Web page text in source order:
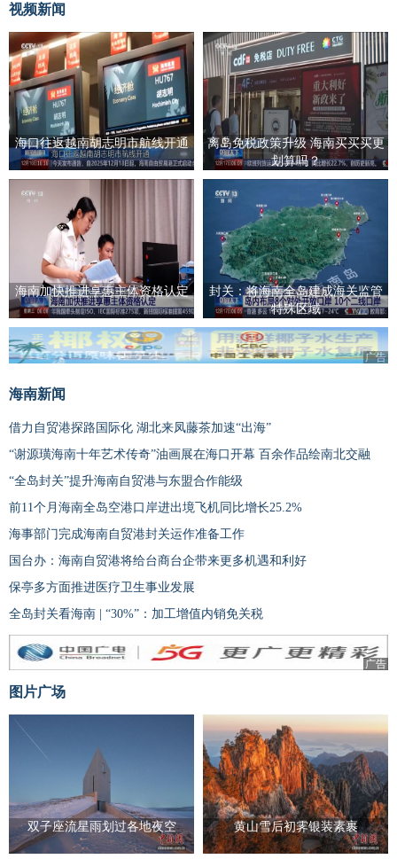
视频新闻
海口往返越南胡志明市航线开通
离岛免税政策升级 海南买买买更
划算吗？
海南加快推进享惠主体资格认定
封关：将海南全岛建成海关监管
特殊区域
广告
海南新闻
借力自贸港探路国际化 湖北来凤藤茶加速“出海”
“谢源璜海南十年艺术传奇”油画展在海口开幕 百余作品绘南北交融
“全岛封关”提升海南自贸港与东盟合作能级
前11个月海南全岛空港口岸进出境飞机同比增长25.2%
海事部门完成海南自贸港封关运作准备工作
国台办：海南自贸港将给台商台企带来更多机遇和利好
保亭多方面推进医疗卫生事业发展
全岛封关看海南 | “30%”：加工增值内销免关税
广告
图片广场
双子座流星雨划过各地夜空 黄山雪后初霁银装素裹